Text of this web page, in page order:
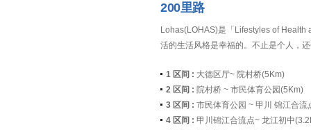
200里路
Lohas(LOHAS)是「Lifestyles of Health
活的生活风格是幸福的。不止是个人，
1 区间 : 大德区厅~ 院村桥(5Km)
2 区间 : 院村桥 ~ 市民体育公园(5Km)
3 区间 : 市民体育公园 ~ 甲川 锦江合流
4 区间 : 甲川锦江合流点~ 龙江初中